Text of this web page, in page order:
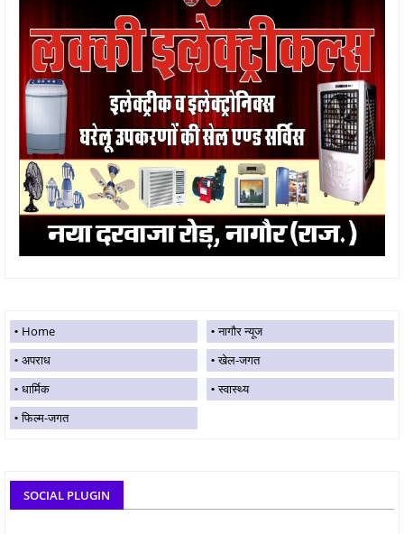
Home
नागौर न्यूज
अपराध
खेल-जगत
धार्मिक
स्वास्थ्य
फिल्म-जगत
SOCIAL PLUGIN